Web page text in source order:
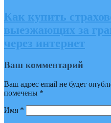
Как купить
выезжающих за
через интернет
Ваш комментарий
Ваш адрес email не будет
помечены *
Имя *